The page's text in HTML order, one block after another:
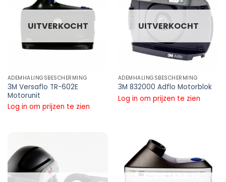
UITVERKOCHT
ADEMHALINGSBESCHERMING
3M Versaflo TR-602E
Motorunit
Log in om prijzen te zien
UITVERKOCHT
ADEMHALINGSBESCHERMING
3M 832000 Adflo Motorblok
Log in om prijzen te zien